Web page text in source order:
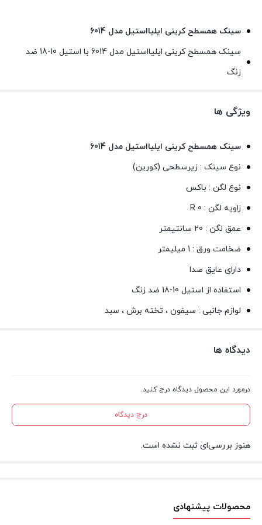
سینک همسطح کرینی ایلیااستیل مدل 6014
سینک همسطح کرینی ایلیااستیل مدل 6014 با استیل 10-18 ضد
زنگ
ویژگی ها
سینک همسطح کرینی ایلیااستیل مدل 6014
نوع سینک : زیرسطحی (کورین)
نوع لگن : باکس
زاویه لگن : R 0
عمق لگن : 20 سانتیمتر
ضخامت ورق : 1 میلیمتر
دارای عایق صدا
استفاده از استیل 10-18 ضد زنگ
لوازم جانبی : سیفون ، تخته برش ، سبد
دیدگاه ها
درمورد این محصول دیدگاه درج کنید.
درج دیدگاه
هنوز بررسی‌ای ثبت نشده است.
محصولات پیشنهادی